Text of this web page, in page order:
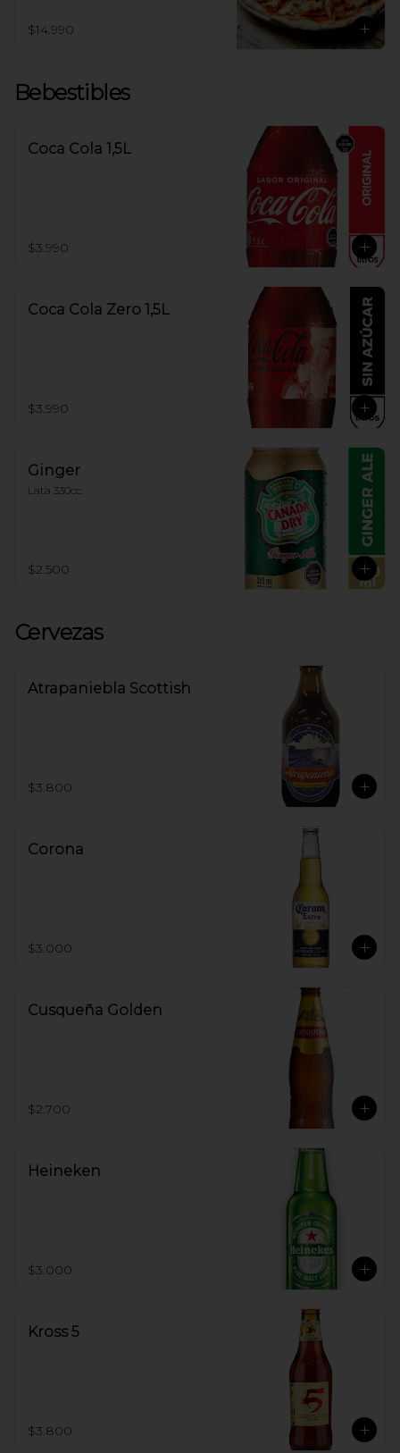
$14.990
Bebestibles
Coca Cola 1,5L
$3.990
Coca Cola Zero 1,5L
$3.990
Ginger
Lata 330cc.
$2.500
Cervezas
Atrapaniebla Scottish
$3.800
Corona
$3.000
Cusqueña Golden
$2.700
Heineken
$3.000
Kross 5
$3.800